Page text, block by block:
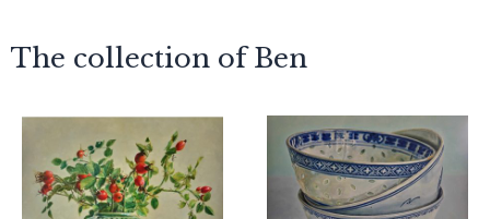
The collection of Ben